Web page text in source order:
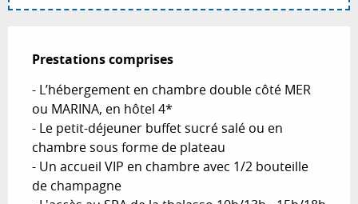
Prestations comprises
Prestations comprises
- L’hébergement en chambre double côté MER
ou MARINA, en hôtel 4*
- Le petit-déjeuner buffet sucré salé ou en
chambre sous forme de plateau
- Un accueil VIP en chambre avec 1/2 bouteille
de champagne